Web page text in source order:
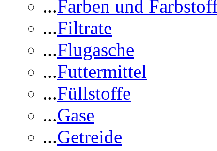
...Farben und
...Filtrate
...Flugasche
...Futtermittel
...Füllstoffe
...Gase
...Getreide